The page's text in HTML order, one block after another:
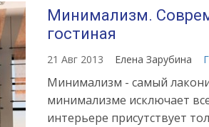
Минимализм.
гостиная
21 Авг 2013 Елена Зарубина
Минимализм - самый
минимализме исключает
интерьере присутствует